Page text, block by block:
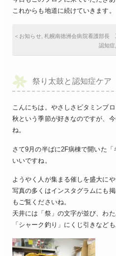
これからも地道に続けていきます。
＜ お知らせ, 札幌南徳洲会病院看護部長
認知症
祭り太鼓と認知症ケア
こんにちは。やさしさビタミンブロ
秋という季節が好きなのですが、
ね。
さて9月の半ばに2F病棟で開いた
いいですね。
ようやく人が集まる催しを盛大にや
写真の多くはインスタグラムにも
もご覧くださいね。
天井には「祭」の文字が並び、わ
「シャーク釣り」にくじ引きなど